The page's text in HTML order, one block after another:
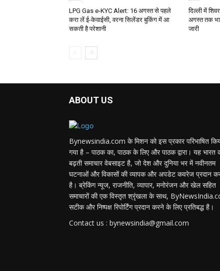
LPG Gas e-KYC Alert: 16 अगस्त से पहले
करा लें ई-केवाईसी, वरना सिलेंडर बुकिंग में आ
सकती है परेशानी
दिल्ली में
अगस्त तक
जारी
ABOUT US
Bynewsindia.com के मिशन को इस प्रकार परिभाषित
गया है – पाठक का, पाठक के लिए और पाठक द्वारा। यह भारत
बढ़ती समाचार वेबसाइट है, जो देश और दुनिया भर में नवीनतम
घटनाओं और विकासों की व्यापक और अपडेट कवरेज प्रदान
है। ब्रेकिंग न्यूज, राजनीति, व्यापार, मनोरंजन और खेल सहित
समाचारों की एक विस्तृत श्रृंखला के साथ,
सटीक और निष्पक्ष रिपोर्टिंग प्रदान करने के लिए प्रतिबद्ध है।
Contact us : bynewsindia@gmail.com